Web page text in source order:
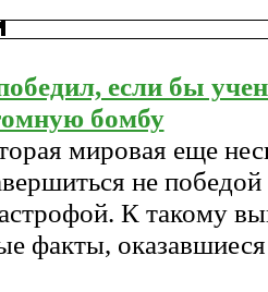
если бы
бомбу
мировая еще
не
К такому
факты,